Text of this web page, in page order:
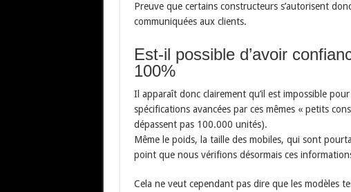
Preuve que certains constructeurs s’autorisent
communiquées aux clients.
Est-il possible d’avoir
100%
Il apparaît donc clairement qu’il est impossible
spécifications avancées par ces mêmes « petits
dépassent pas 100.000 unités).
Même le poids, la taille des mobiles, qui sont
point que nous vérifions désormais ces
Cela ne veut cependant pas dire que les modèles